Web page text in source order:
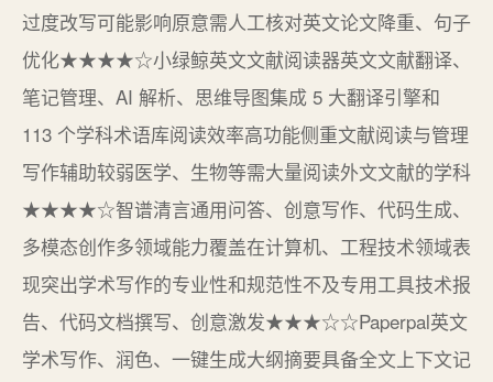
过度改写可能影响原意需人工核对英文论文降重、句子
优化★★★★☆小绿鲸英文文献阅读器英文文献翻译、
笔记管理、AI 解析、思维导图集成 5 大翻译引擎和
113 个学科术语库阅读效率高功能侧重文献阅读与管理
写作辅助较弱医学、生物等需大量阅读外文文献的学科
★★★★☆智谱清言通用问答、创意写作、代码生成、
多模态创作多领域能力覆盖在计算机、工程技术领域表
现突出学术写作的专业性和规范性不及专用工具技术报
告、代码文档撰写、创意激发★★★☆☆Paperpal英文
学术写作、润色、一键生成大纲摘要具备全文上下文记